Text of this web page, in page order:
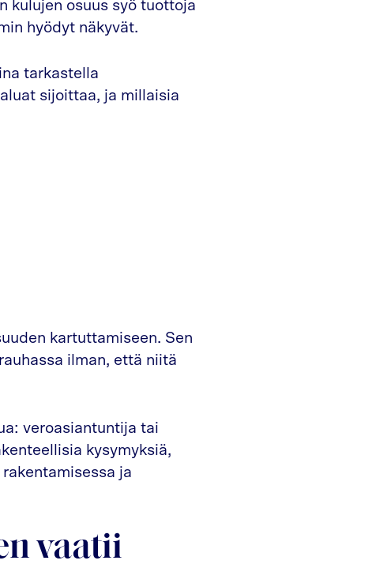
kulujen osuus syö tuottoja
hyödyt näkyvät.
tarkastella
sijoittaa, ja millaisia
kartuttamiseen. Sen
ilman, että niitä
veroasiantuntija tai
kysymyksiä,
ja
vaatii